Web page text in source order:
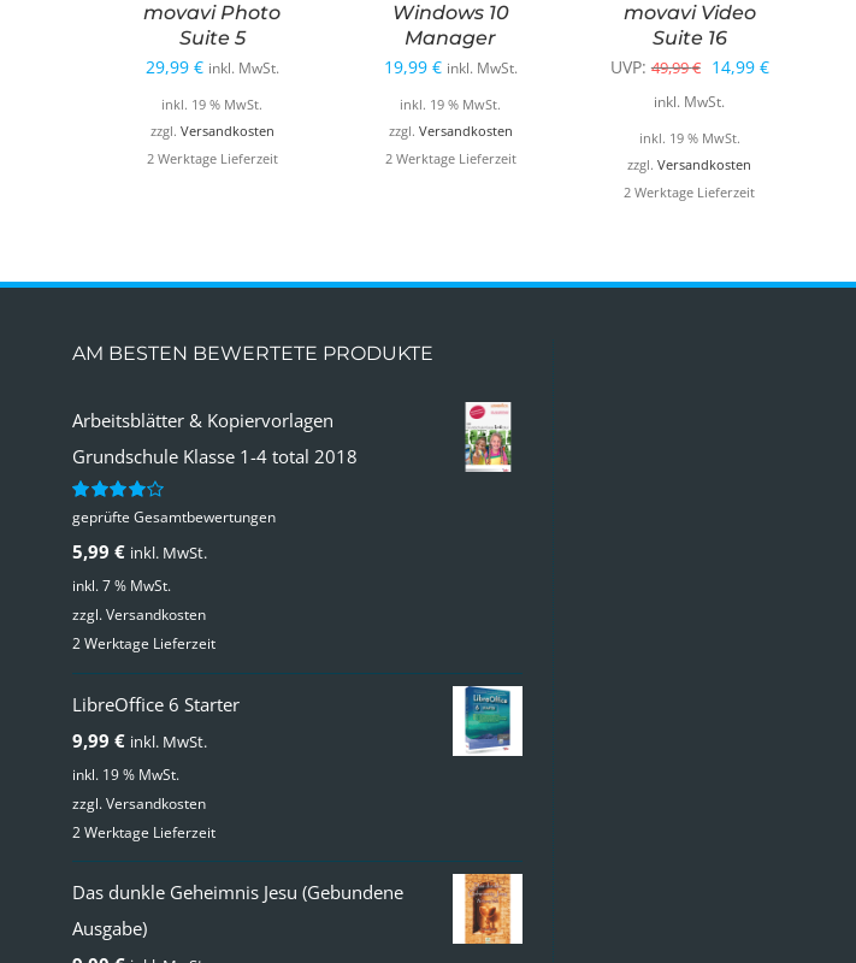
movavi Photo
Suite 5
29,99 € inkl. MwSt.
inkl. 19 % MwSt.
zzgl. Versandkosten
2 Werktage Lieferzeit
Windows 10
Manager
19,99 € inkl. MwSt.
inkl. 19 % MwSt.
zzgl. Versandkosten
2 Werktage Lieferzeit
movavi Video
Suite 16
UVP: 49,99€ Ursprünglicher
Preis
war:
49,99 €
14,99 €Aktueller
inkl. MwSt.
inkl. 19 % MwSt.
zzgl.Versandkosten
2 Werktage Lieferzeit
AM BESTEN BEWERTETE PRODUKTE
Arbeitsblätter & Kopiervorlagen
Grundschule Klasse 1-4 total 2018
Bewertet
von 5
geprüfte Gesamtbewertungen
5,99 € inkl. MwSt.
inkl. 7 % MwSt.
zzgl.Versandkosten
2 Werktage Lieferzeit
LibreOffice 6 Starter
9,99 € inkl. MwSt.
inkl. 19 % MwSt.
zzgl.Versandkosten
2 Werktage Lieferzeit
Das dunkle Geheimnis Jesu (Gebundene
Ausgabe)